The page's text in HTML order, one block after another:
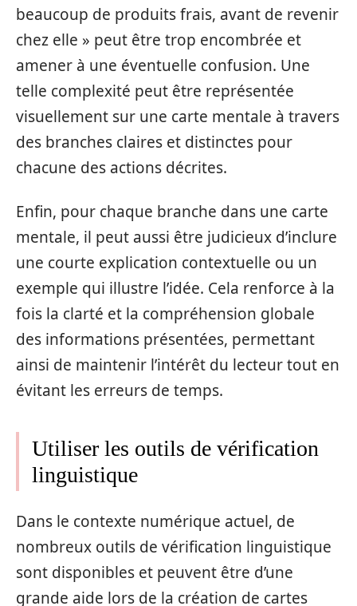
beaucoup de produits frais, avant de revenir
chez elle » peut être trop encombrée et
amener à une éventuelle confusion. Une
telle complexité peut être représentée
visuellement sur une carte mentale à travers
des branches claires et distinctes pour
chacune des actions décrites.
Enfin, pour chaque branche dans une carte
mentale, il peut aussi être judicieux d’inclure
une courte explication contextuelle ou un
exemple qui illustre l’idée. Cela renforce à la
fois la clarté et la compréhension globale
des informations présentées, permettant
ainsi de maintenir l’intérêt du lecteur tout en
évitant les erreurs de temps.
Utiliser les outils de vérification
linguistique
Dans le contexte numérique actuel, de
nombreux outils de vérification linguistique
sont disponibles et peuvent être d’une
grande aide lors de la création de cartes